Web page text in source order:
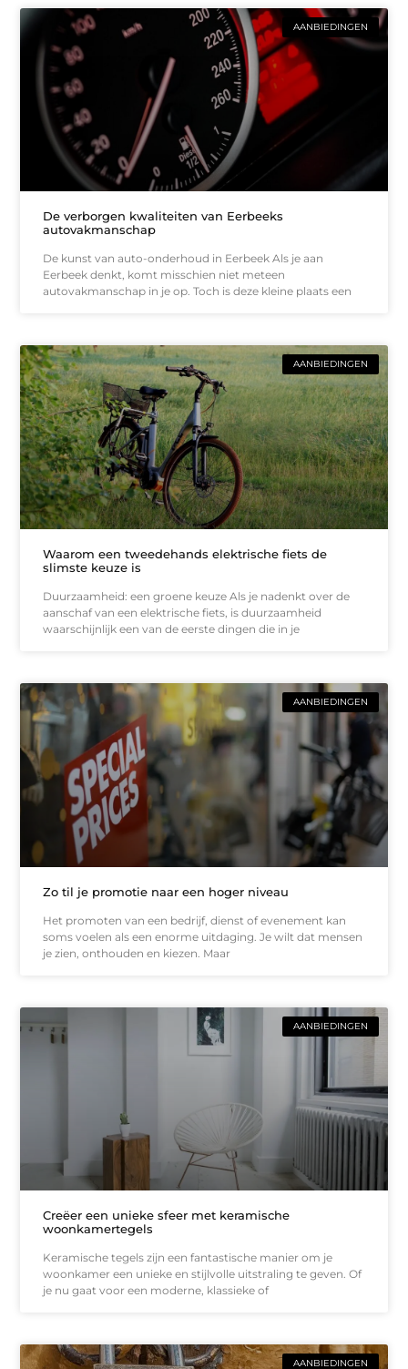
AANBIEDINGEN
De verborgen kwaliteiten van Eerbeeks
autovakmanschap
De kunst van auto-onderhoud in Eerbeek Als je aan
Eerbeek denkt, komt misschien niet meteen
autovakmanschap in je op. Toch is deze kleine plaats een
AANBIEDINGEN
Waarom een tweedehands elektrische fiets de
slimste keuze is
Duurzaamheid: een groene keuze Als je nadenkt over de
aanschaf van een elektrische fiets, is duurzaamheid
waarschijnlijk een van de eerste dingen die in je
AANBIEDINGEN
Zo til je promotie naar een hoger niveau
Het promoten van een bedrijf, dienst of evenement kan
soms voelen als een enorme uitdaging. Je wilt dat mensen
je zien, onthouden en kiezen. Maar
AANBIEDINGEN
Creëer een unieke sfeer met keramische
woonkamertegels
Keramische tegels zijn een fantastische manier om je
woonkamer een unieke en stijlvolle uitstraling te geven. Of
je nu gaat voor een moderne, klassieke of
AANBIEDINGEN